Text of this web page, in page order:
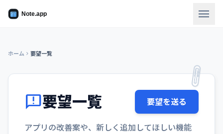
menu
ホーム chevron_right 要望一覧
feedback要望一覧 要望を送る
アプリの改善案や、新しく追加してほしい機能